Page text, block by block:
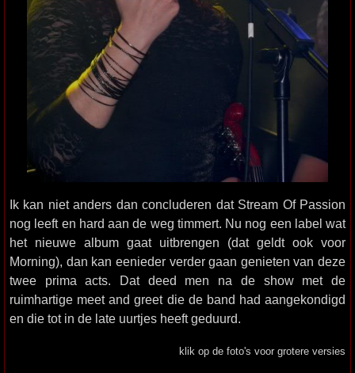
Ik kan niet anders dan concluderen dat Stream Of Passion
nog leeft en hard aan de weg timmert. Nu nog een label wat
het nieuwe album gaat uitbrengen (dat geldt ook voor
Morning), dan kan eenieder verder gaan genieten van deze
twee prima acts. Dat deed men na de show met de
ruimhartige meet and greet die de band had aangekondigd
en die tot in de late uurtjes heeft geduurd.
klik op de foto's voor grotere versies